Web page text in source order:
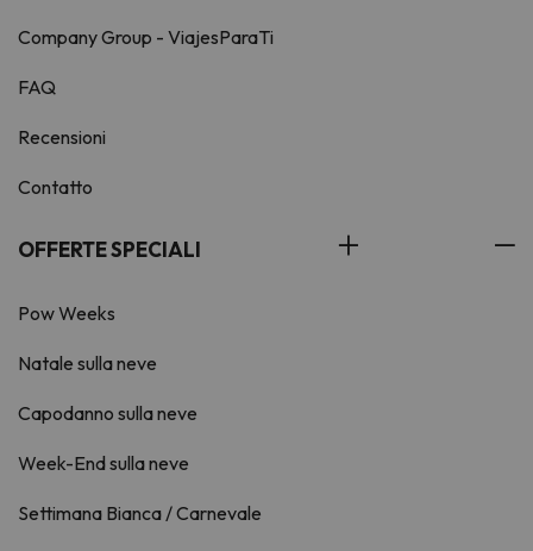
Company Group - ViajesParaTi
FAQ
Recensioni
Contatto
OFFERTE SPECIALI
Pow Weeks
Natale sulla neve
Capodanno sulla neve
Week-End sulla neve
Settimana Bianca / Carnevale